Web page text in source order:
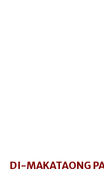
DI-MAKATAONG